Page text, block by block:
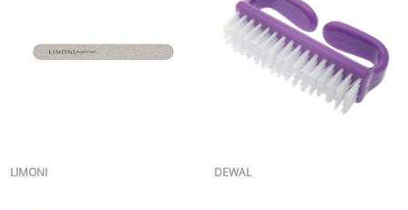
LIMONI DEWAL